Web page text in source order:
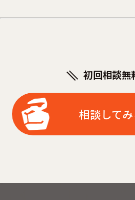
初回相談無
相談してみ